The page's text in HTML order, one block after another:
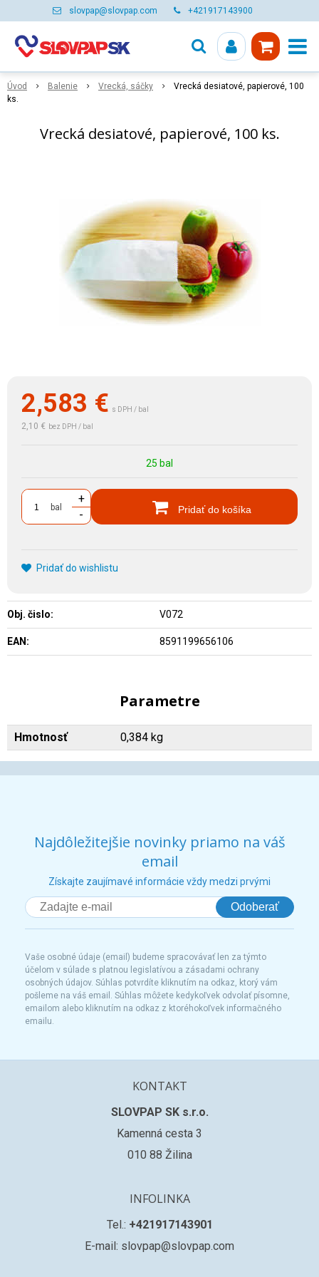
slovpap@slovpap.com +421917143900
Úvod Balenie Vrecká, sáčky
Vrecká desiatové, papierové, 100
ks.
Vrecká desiatové, papierové, 100 ks.
2,583 € s DPH / bal
2,10 € bez DPH / bal
25 bal
bal
+
-
Pridať do košíka
Pridať do wishlistu
Obj. čislo: V072
EAN: 8591199656106
Parametre
Hmotnosť 0,384 kg
Najdôležitejšie novinky priamo na váš
email
Získajte zaujímavé informácie vždy medzi prvými
Odoberať
Vaše osobné údaje (email) budeme spracovávať len za týmto
účelom v súlade s platnou legislatívou a zásadami ochrany
osobných údajov. Súhlas potvrdíte kliknutím na odkaz, ktorý vám
pošleme na váš email. Súhlas môžete kedykoľvek odvolať písomne,
emailom alebo kliknutím na odkaz z ktoréhokoľvek informačného
emailu.
KONTAKT
SLOVPAP SK s.r.o.
Kamenná cesta 3
010 88 Žilina
INFOLINKA
Tel.: +421917143901
E-mail: slovpap@slovpap.com